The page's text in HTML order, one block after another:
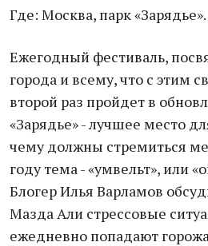
Где: Москва, парк «Зарядье».
Ежегодный фестиваль,
города и всему, что с этим
второй раз пройдет в
«Зарядье» - лучшее место
чему должны стремиться
году тема - «умвельт», или
Блогер Илья Варламов
Мазда Али стрессовые
ежедневно попадают